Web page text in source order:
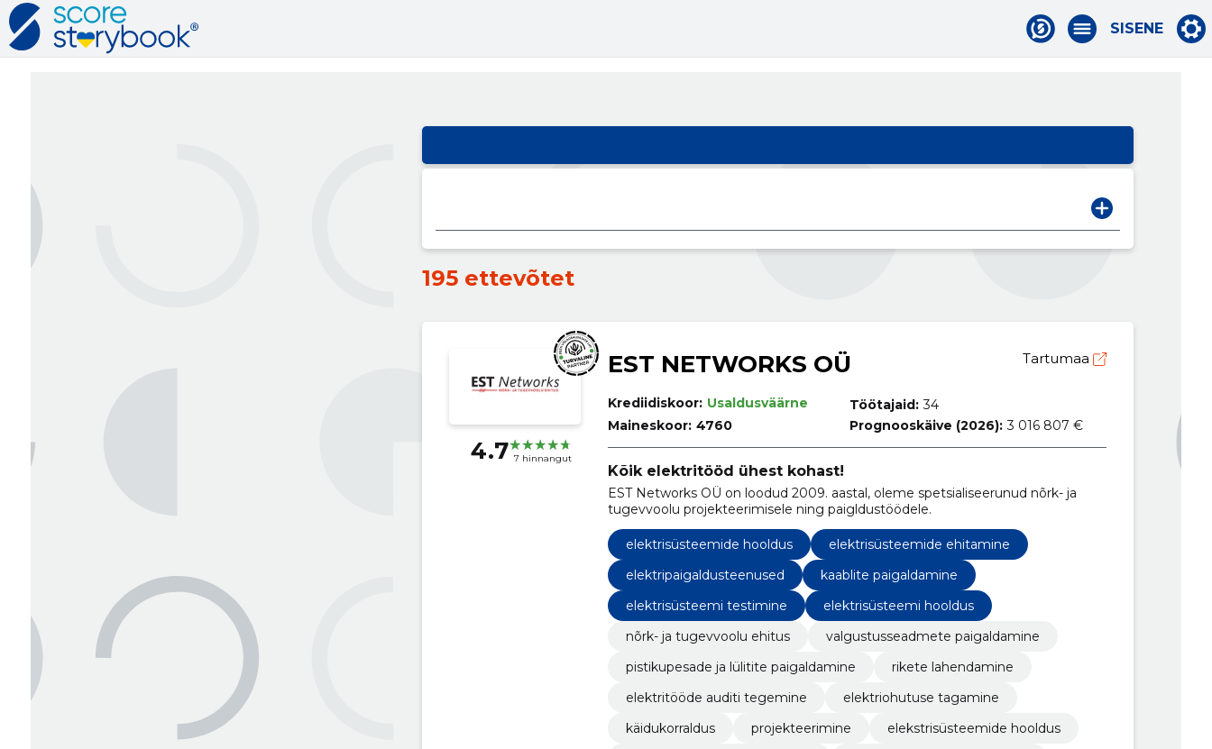
SISENE
195 ettevõtet
4.7 7 hinnangut
EST NETWORKS OÜ Tartumaa
Krediidiskoor: Usaldusväärne
Maineskoor: 4760
Töötajaid: 34
Prognooskäive (2026): 3 016 807 €
Kõik elektritööd ühest kohast!
EST Networks OÜ on loodud 2009. aastal, oleme spetsialiseerunud nõrk- ja
tugevvoolu projekteerimisele ning paigldustöödele.
elektrisüsteemide hooldus
elektrisüsteemide ehitamine
elektripaigaldusteenused
kaablite paigaldamine
elektrisüsteemi testimine
elektrisüsteemi hooldus
nõrk- ja tugevvoolu ehitus
valgustusseadmete paigaldamine
pistikupesade ja lülitite paigaldamine
rikete lahendamine
elektritööde auditi tegemine
elektriohutuse tagamine
käidukorraldus
projekteerimine
elekstrisüsteemide hooldus